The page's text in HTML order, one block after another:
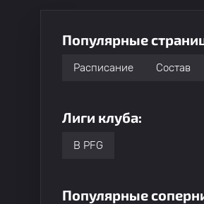
Популярные
Расписание Состав
Лиги клуба:
B PFG
Популярные